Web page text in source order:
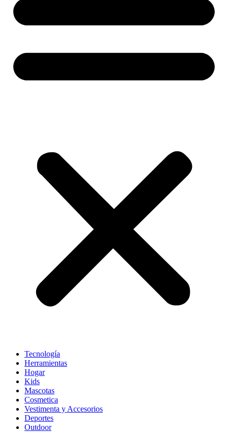
Tecnología
Herramientas
Hogar
Kids
Mascotas
Cosmetica
Vestimenta y Accesorios
Deportes
Outdoor